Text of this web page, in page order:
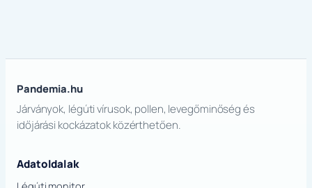
Pandemia.hu
Járványok, légúti vírusok, pollen, levegőminőség és
időjárási kockázatok közérthetően.
Adatoldalak